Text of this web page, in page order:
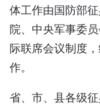
体工作由国防部
院、中央军事委
际联席会议制度
作。
省、市、县各级